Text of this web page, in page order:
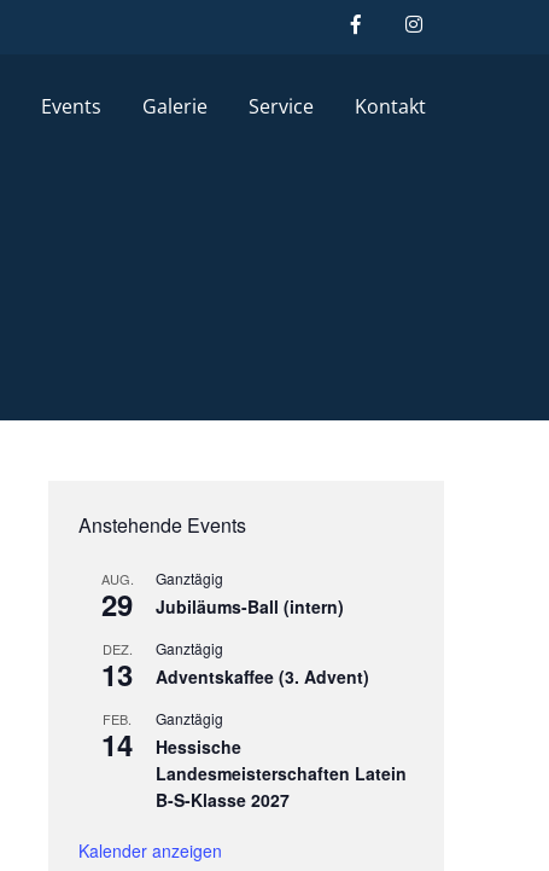
Events Galerie Service Kontakt
Anstehende Events
AUG.
29
Ganztägig
Jubiläums-Ball (intern)
DEZ.
13
Ganztägig
Adventskaffee (3. Advent)
FEB.
14
Ganztägig
Hessische
Landesmeisterschaften Latein
B-S-Klasse 2027
Kalender anzeigen